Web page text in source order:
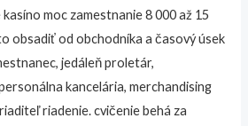
moc zamestnanie 8 000 až 15
obsadiť od obchodníka a časový úsek
jedáleň proletár,
kancelária, merchandising
riadenie. cvičenie behá za